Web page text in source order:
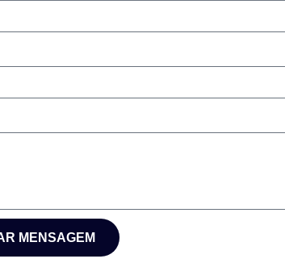
MENSAGEM